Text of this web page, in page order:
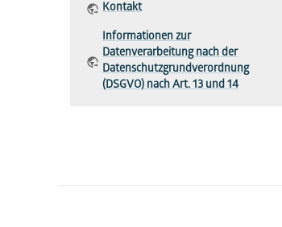
Kontakt
Informationen zur
Datenverarbeitung nach der
Datenschutzgrundverordnung
(DSGVO) nach Art. 13 und 14